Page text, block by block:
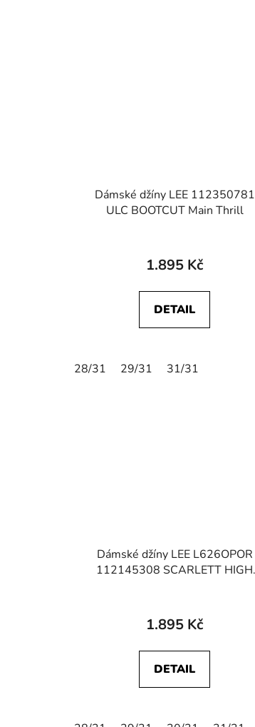
Dámské džíny LEE 112350781
ULC BOOTCUT Main Thrill
1.895 Kč
DETAIL
28/31 29/31 31/31
Dámské džíny LEE L626OPOR
112145308 SCARLETT HIGH
1.895 Kč
DETAIL